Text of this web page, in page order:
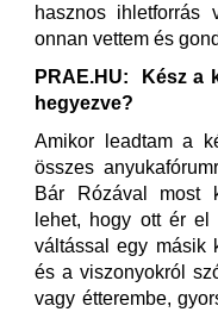
hasznos ihletforrás
onnan vettem és
PRAE.HU: Kész a
hegyezve?
Amikor leadtam a
összes
Bár Rózával most
lehet, hogy ott ér
váltással egy másik
és a viszonyokról
vagy étterembe,